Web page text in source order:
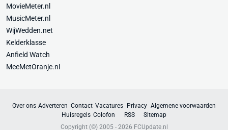
MovieMeter.nl
MusicMeter.nl
WijWedden.net
Kelderklasse
Anfield Watch
MeeMetOranje.nl
Over ons Adverteren Contact Vacatures Privacy Algemene voorwaarden
Huisregels Colofon RSS
Sitemap
Copyright (©) 2005 - 2026 FCUpdate.nl